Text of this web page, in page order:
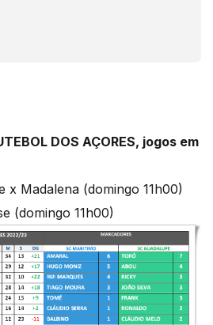
DOS AÇORES, jogos em
x Madalena (domingo 11h00)
(domingo 11h00)